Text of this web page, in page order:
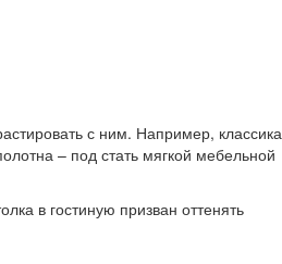
с ним. Например, классика
– под стать мягкой мебельной
в гостиную призван оттенять